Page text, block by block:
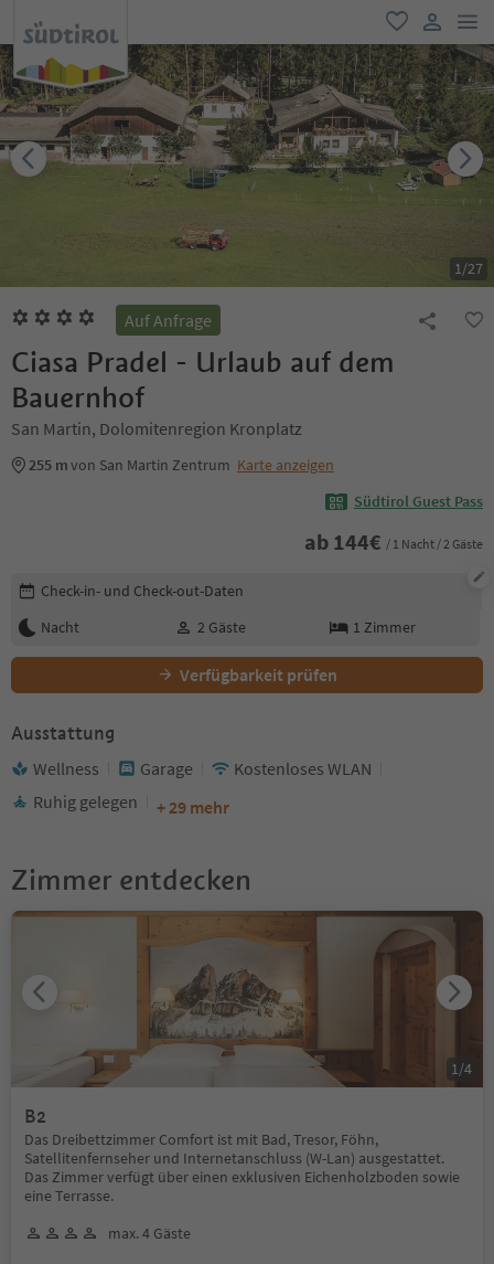
favorit
user link
1/27
Auf Anfrage
Ciasa Pradel - Urlaub auf dem
Bauernhof
San Martin, Dolomitenregion Kronplatz
255 mvon San Martin Zentrum Karte anzeigen
Südtirol Guest Pass
ab 144€ / 1 Nacht / 2 Gäste
Buchungsdetails bearbeiten
Check-in- und Check-out-Daten
Nacht
2 Gäste 1 Zimmer
Verfügbarkeit prüfen
Ausstattung
Wellness Garage
Kostenloses WLAN
Ruhig gelegen
+ 29 mehr
Zimmer entdecken
B2
Das Dreibettzimmer Comfort ist mit Bad, Tresor, Föhn,
Satellitenfernseher und Internetanschluss (W-Lan) ausgestattet.
Das Zimmer verfügt über einen exklusiven Eichenholzboden sowie
eine Terrasse.
max. 4 Gäste
1 /4